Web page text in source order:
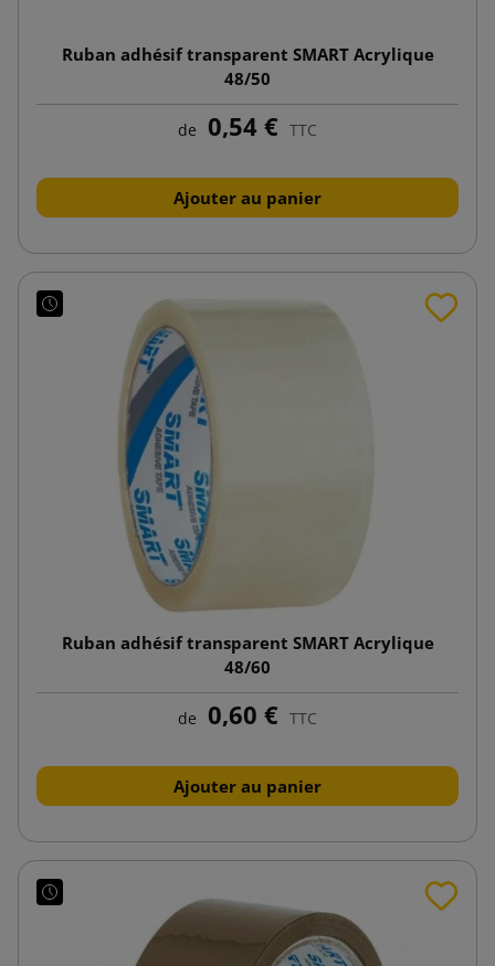
Ruban adhésif transparent SMART Acrylique
48/50
de 0,54 € TTC
Ajouter au panier
Ruban adhésif transparent SMART Acrylique
48/60
de 0,60 € TTC
Ajouter au panier